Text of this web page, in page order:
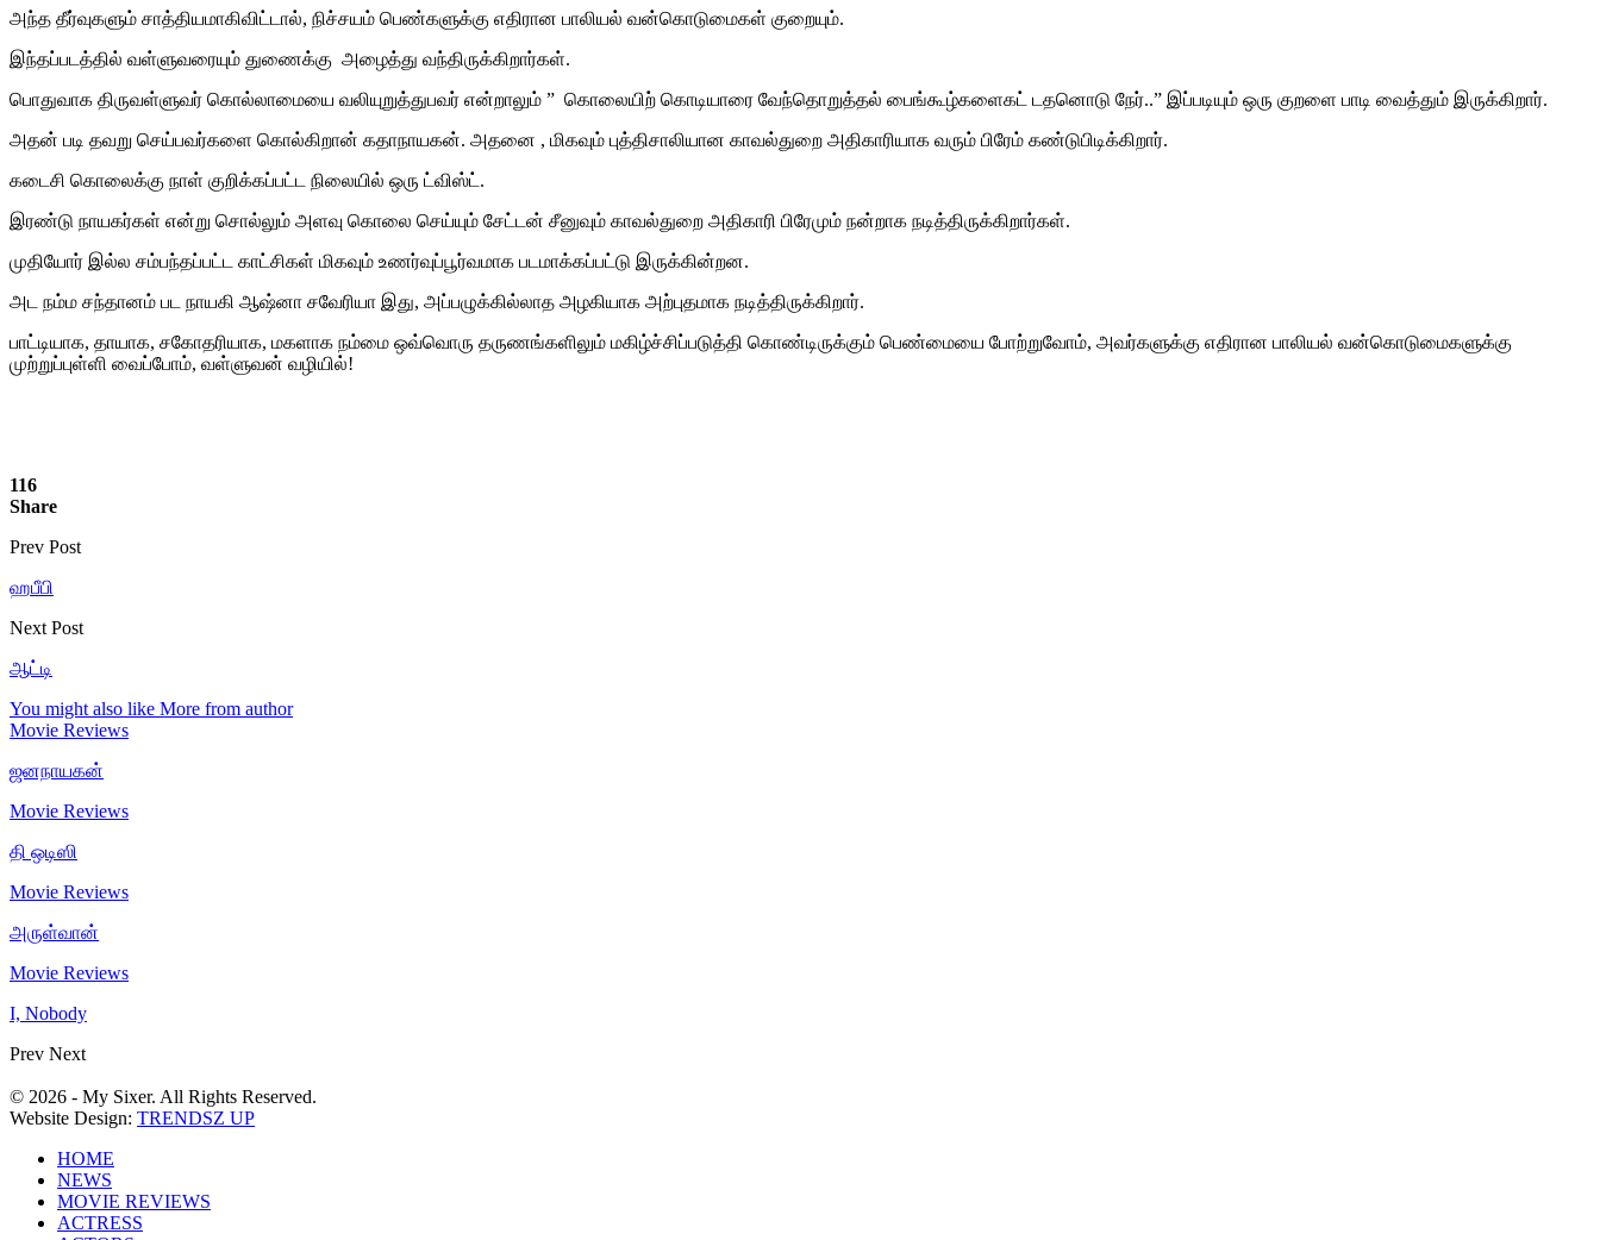
அந்த தீர்வுகளும் சாத்தியமாகிவிட்டால், நிச்சயம் பெண்களுக்கு எதிரான பாலியல் வன்கொடுமைகள் குறையும்.
இந்தப்படத்தில் வள்ளுவரையும் துணைக்கு அழைத்து வந்திருக்கிறார்கள்.
பொதுவாக திருவள்ளுவர் கொல்லாமையை வலியுறுத்துபவர் என்றாலும் ” கொலையிற் கொடியாரை வேந்தொறுத்தல் பைங்கூழ்களைகட் டதனொடு நேர்..” இப்படியும் ஒரு குறளை பாடி வைத்தும் இருக்கிறார்.
அதன் படி தவறு செய்பவர்களை கொல்கிறான் கதாநாயகன். அதனை , மிகவும் புத்திசாலியான காவல்துறை அதிகாரியாக வரும் பிரேம் கண்டுபிடிக்கிறார்.
கடைசி கொலைக்கு நாள் குறிக்கப்பட்ட நிலையில் ஒரு ட்விஸ்ட்.
இரண்டு நாயகர்கள் என்று சொல்லும் அளவு கொலை செய்யும் சேட்டன் சீனுவும் காவல்துறை அதிகாரி பிரேமும் நன்றாக நடித்திருக்கிறார்கள்.
முதியோர் இல்ல சம்பந்தப்பட்ட காட்சிகள் மிகவும் உணர்வுப்பூர்வமாக படமாக்கப்பட்டு இருக்கின்றன.
அட நம்ம சந்தானம் பட நாயகி ஆஷ்னா சவேரியா இது, அப்பழுக்கில்லாத அழகியாக அற்புதமாக நடித்திருக்கிறார்.
பாட்டியாக, தாயாக, சகோதரியாக, மகளாக நம்மை ஒவ்வொரு தருணங்களிலும் மகிழ்ச்சிப்படுத்தி கொண்டிருக்கும் பெண்மையை போற்றுவோம், அவர்களுக்கு எதிரான பாலியல் வன்கொடுமைகளுக்கு
முற்றுப்புள்ளி வைப்போம், வள்ளுவன் வழியில்!
116
Share
Prev Post
ஹபீபி
Next Post
ஆட்டி
You might also like More from author
Movie Reviews
ஜனநாயகன்
Movie Reviews
தி ஒடிஸி
Movie Reviews
அருள்வான்
Movie Reviews
I, Nobody
Prev Next
© 2026 - My Sixer. All Rights Reserved.
Website Design: TRENDSZ UP
HOME
NEWS
MOVIE REVIEWS
ACTRESS